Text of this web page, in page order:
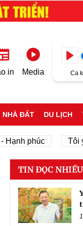
in Media Ca
NHÀ ĐẤT DU LỊCH
phúc Tôi yêu
TIN ĐỌC NHIỀU